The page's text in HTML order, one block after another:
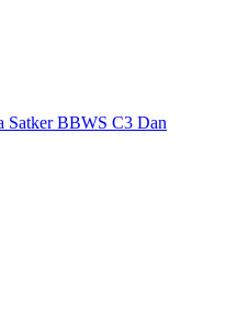
Satker BBWS C3 Dan